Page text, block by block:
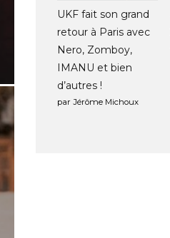
UKF fait son grand
retour à Paris avec
Nero, Zomboy,
IMANU et bien
d’autres !
par Jérôme Michoux